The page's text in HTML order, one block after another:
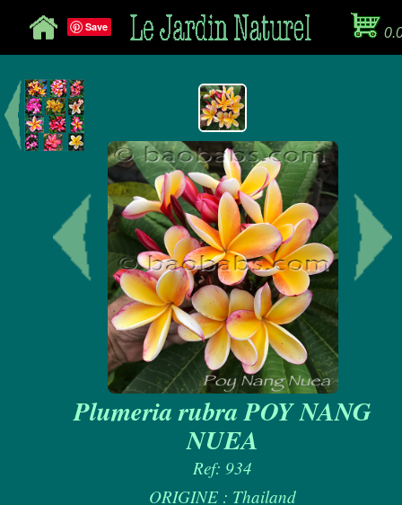
Save
Plumeria rubra POY NANG
NUEA
Ref: 934
ORIGINE : Thailand